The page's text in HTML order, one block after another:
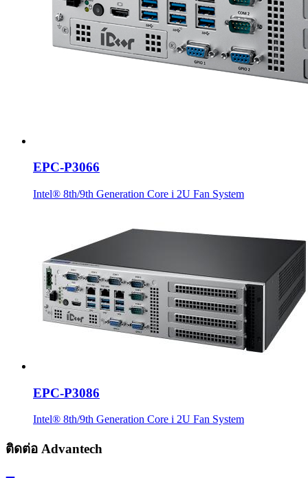
EPC-P3066
Intel® 8th/9th Generation Core i 2U Fan System
EPC-P3086
Intel® 8th/9th Generation Core i 2U Fan System
ติดต่อ Advantech